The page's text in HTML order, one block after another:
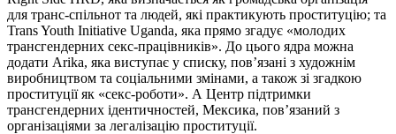
для транс-спільнот та людей, які практикують проституцію; та
Trans Youth Initiative Uganda, яка прямо згадує «молодих
трансгендерних секс-працівників». До цього ядра можна
додати Arika, яка виступає у списку, пов’язані з художнім
виробництвом та соціальними змінами, а також зі згадкою
проституції як «секс-роботи». А Центр підтримки
трансгендерних ідентичностей, Мексика, пов’язаний з
організаціями за легалізацію проституції.